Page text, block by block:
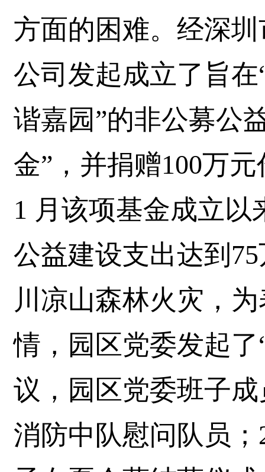
方面的困难。经深
公司发起成立了旨
谐嘉园”的非公募
金”，并捐赠100万
1 月该项基金成立
公益建设支出达到
川凉山森林火灾，
情，园区党委发起
议，园区党委班子
消防中队慰问队员